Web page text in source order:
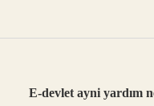
E-devlet ayni yardım